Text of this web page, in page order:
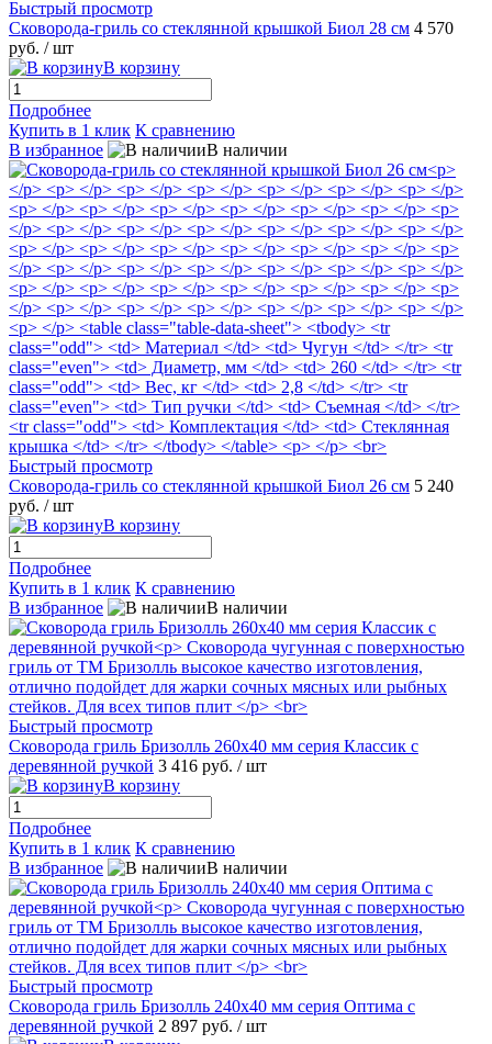
Быстрый просмотр
Сковорода-гриль со стеклянной крышкой Биол 28 см 4 570
руб. / шт
В корзину
Подробнее
Купить в 1 клик К сравнению
В избранное
В наличии
Быстрый просмотр
Сковорода-гриль со стеклянной крышкой Биол 26 см 5 240
руб. / шт
В корзину
Подробнее
Купить в 1 клик К сравнению
В избранное
В наличии
Быстрый просмотр
Сковорода гриль Бризолль 260x40 мм серия Классик c
деревянной ручкой 3 416 руб. / шт
В корзину
Подробнее
Купить в 1 клик К сравнению
В избранное
В наличии
Быстрый просмотр
Сковорода гриль Бризолль 240x40 мм серия Оптима c
деревянной ручкой 2 897 руб. / шт